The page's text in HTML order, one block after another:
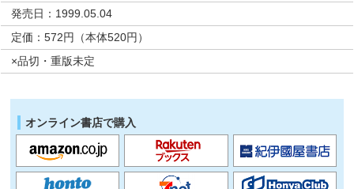
発売日：1999.05.04
定価：572円（本体520円）
×品切・重版未定
オンライン書店で購入